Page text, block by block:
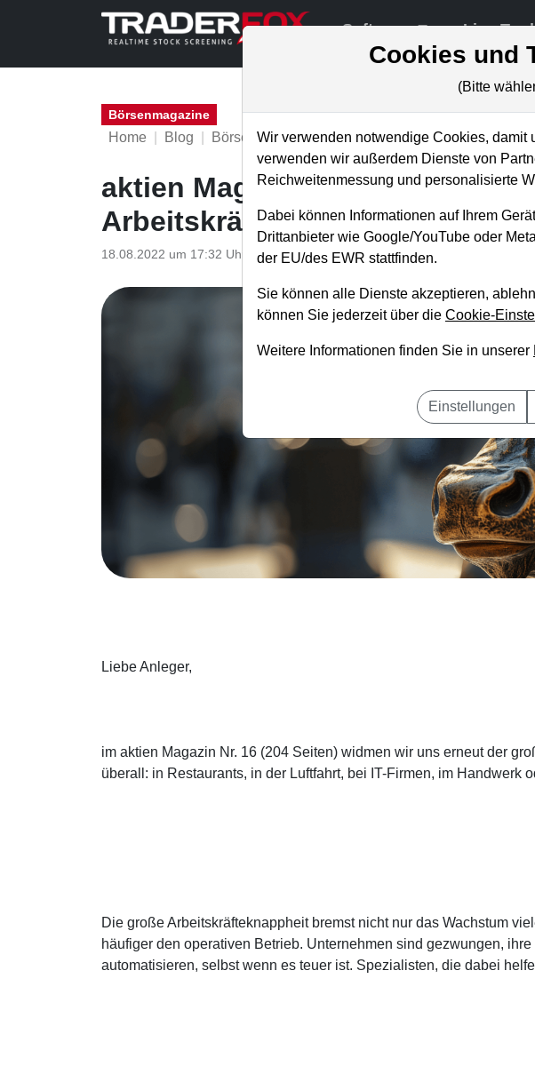
Software Live-
Börsenmagazine
Home Blog Börsenmagazine
aktien Magazin Nr. 16 / 2022:
Arbeitskräfteknappheit!
18.08.2022 um 17:32 Uhr TraderFox GmbH
Liebe Anleger,
im aktien Magazin Nr. 16 (204 Seiten) widmen wir uns erneut der
überall: in Restaurants, in der Luftfahrt, bei IT-Firmen, im Handwerk
Die große Arbeitskräfteknappheit bremst nicht nur das Wachstum
häufiger den operativen Betrieb. Unternehmen sind gezwungen,
automatisieren, selbst wenn es teuer ist. Spezialisten, die dabei
Cookies und
(Bitte
Wir verwenden notwendige Cookies,
verwenden wir außerdem Dienste von
Reichweitenmessung und personalisierte
Dabei können Informationen auf Ihrem
Drittanbieter wie Google/YouTube oder
der EU/des EWR stattfinden.
Sie können alle Dienste akzeptieren,
können Sie jederzeit über die Cookie-
Weitere Informationen finden Sie in unserer
Einstellungen